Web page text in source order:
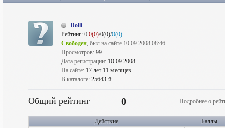
Dolli
Рейтинг: 0 0(0)/0(0)/0(0)
Свободен, был на сайте 10.09.2008 08:46
Просмотров: 99
Дата регистрации: 10.09.2008
На сайте: 17 лет 11 месяцев
В каталоге: 25643-й
Общий рейтинг 0 Подробнее о
Действие
Баллы